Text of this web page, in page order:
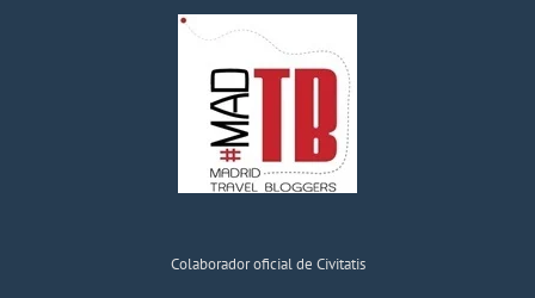
Colaborador oficial de Civitatis